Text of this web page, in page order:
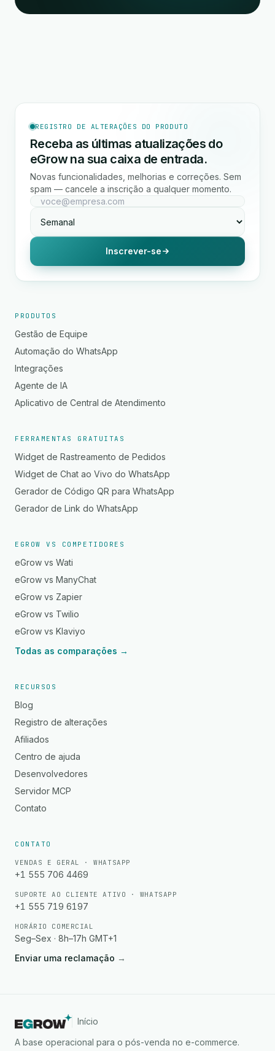
REGISTRO DE ALTERAÇÕES DO PRODUTO
Receba as últimas atualizações do
eGrow na sua caixa de entrada.
Novas funcionalidades, melhorias e correções. Sem
spam — cancele a inscrição a qualquer momento.
Inscrever-se
PRODUTOS
Gestão de Equipe
Automação do WhatsApp
Integrações
Agente de IA
Aplicativo de Central de Atendimento
FERRAMENTAS GRATUITAS
Widget de Rastreamento de Pedidos
Widget de Chat ao Vivo do WhatsApp
Gerador de Código QR para WhatsApp
Gerador de Link do WhatsApp
EGROW VS COMPETIDORES
eGrow vs Wati
eGrow vs ManyChat
eGrow vs Zapier
eGrow vs Twilio
eGrow vs Klaviyo
Todas as comparações →
RECURSOS
Blog
Registro de alterações
Afiliados
Centro de ajuda
Desenvolvedores
Servidor MCP
Contato
CONTATO
VENDAS E GERAL · WHATSAPP
+1 555 706 4469
SUPORTE AO CLIENTE ATIVO · WHATSAPP
+1 555 719 6197
HORÁRIO COMERCIAL
Seg–Sex · 8h–17h GMT+1
Enviar uma reclamação →
Início
A base operacional para o pós-venda no e-commerce.